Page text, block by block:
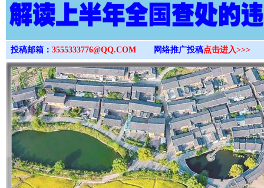
投稿邮箱： 3555333776@QQ.COM 网络推广投稿点击进入>>>